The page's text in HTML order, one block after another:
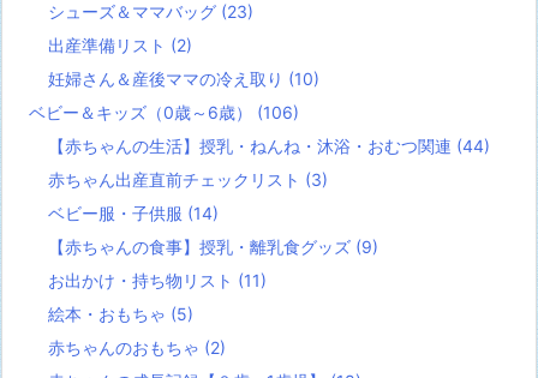
シューズ＆ママバッグ (23)
出産準備リスト (2)
妊婦さん＆産後ママの冷え取り (10)
ベビー＆キッズ（0歳～6歳） (106)
【赤ちゃんの生活】授乳・ねんね・沐浴・おむつ関連 (44)
赤ちゃん出産直前チェックリスト (3)
ベビー服・子供服 (14)
【赤ちゃんの食事】授乳・離乳食グッズ (9)
お出かけ・持ち物リスト (11)
絵本・おもちゃ (5)
赤ちゃんのおもちゃ (2)